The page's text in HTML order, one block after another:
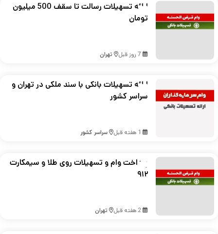
ارائه تسهیلات رسالت تا سقف 500 میلیون
تومان
7 روز قبل تهران
ارائه تسهیلات بانکی با سند ملکی در تهران و
سراسر کشور
1 هفته قبل سراسر کشور
پرداخت وام و تسهیلات روی طلا و سیمکارت
۹۱۲
2 هفته قبل تهران